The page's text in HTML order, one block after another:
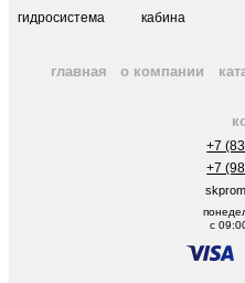
гидросистема кабина
главная о компании
+7
+7
с